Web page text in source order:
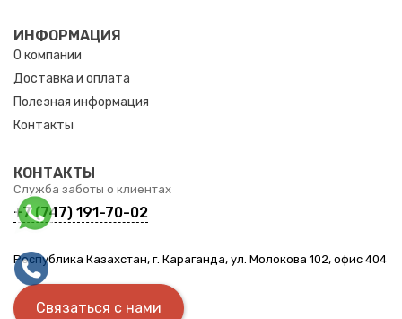
ИНФОРМАЦИЯ
О компании
Доставка и оплата
Полезная информация
Контакты
КОНТАКТЫ
Служба заботы о клиентах
+7 (747) 191-70-02
Республика Казахстан, г. Караганда, ул. Молокова 102, офис 404
Связаться с нами